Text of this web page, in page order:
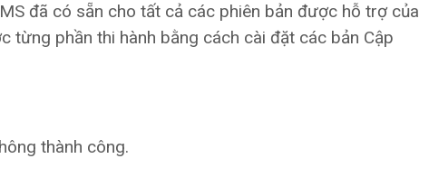
đã có sẵn cho tất cả các phiên bản được hỗ trợ của
phần thi hành bằng cách cài đặt các bản Cập
thành công.